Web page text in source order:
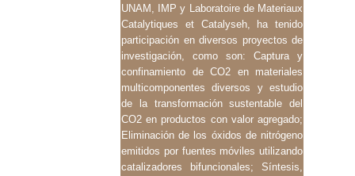
UNAM, IMP y Laboratoire de Materiaux
Catalytiques et Catalyseh, ha tenido
participación en diversos proyectos de
investigación, como son: Captura y
confinamiento de CO2 en materiales
multicomponentes diversos y estudio
de la transformación sustentable del
CO2 en productos con valor agregado;
Eliminación de los óxidos de nitrógeno
emitidos por fuentes móviles utilizando
catalizadores bifuncionales; Síntesis,